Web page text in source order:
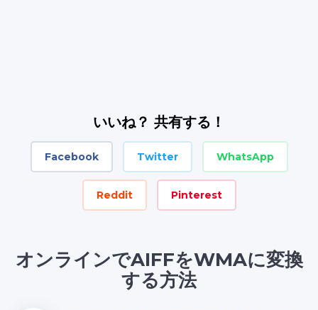
いいね？ 共有する！
Facebook Twitter WhatsApp
Reddit Pinterest
オンラインでAIFFをWMAに変換
する方法